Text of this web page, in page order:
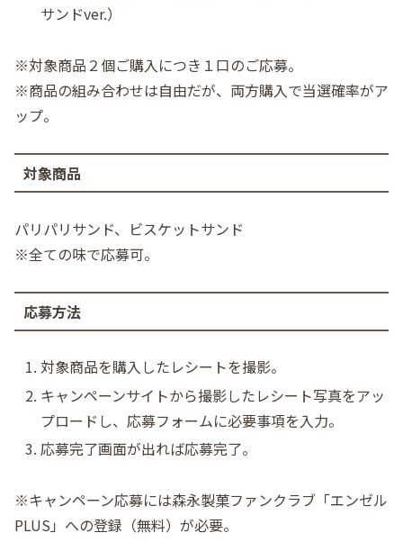
サンドver.）
※対象商品２個ご購入につき１口のご応募。
※商品の組み合わせは自由だが、両方購入で当選確率がア
ップ。
対象商品
パリパリサンド、ビスケットサンド
※全ての味で応募可。
応募方法
対象商品を購入したレシートを撮影。
キャンペーンサイトから撮影したレシート写真をアッ
プロードし、応募フォームに必要事項を入力。
応募完了画面が出れば応募完了。
※キャンペーン応募には森永製菓ファンクラブ「エンゼル
PLUS」への登録（無料）が必要。